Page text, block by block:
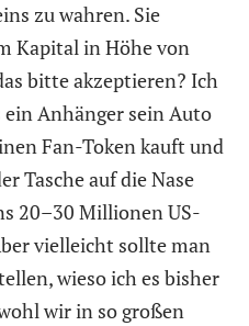
zu wahren. Sie
Kapital in Höhe von
bitte akzeptieren? Ich
Anhänger sein Auto
Fan-Token kauft und
Tasche auf die Nase
20–30 Millionen US-
vielleicht sollte man
wieso ich es bisher
wir in so großen